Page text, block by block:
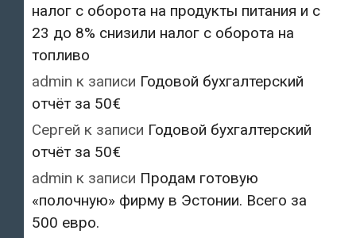
налог с оборота на продукты питания и с
23 до 8% снизили налог с оборота на
топливо
admin к записи Годовой бухгалтерский
отчёт за 50€
Сергей к записи Годовой бухгалтерский
отчёт за 50€
admin к записи Продам готовую
«полочную» фирму в Эстонии. Всего за
500 евро.